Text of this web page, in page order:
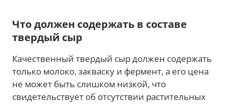
Что должен содержать в составе
твердый сыр
Качественный твердый сыр должен содержать
только молоко, закваску и фермент, а его цена
не может быть слишком низкой, что
свидетельствует об отсутствии растительных